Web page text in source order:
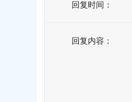
回复时间：
回复内容：